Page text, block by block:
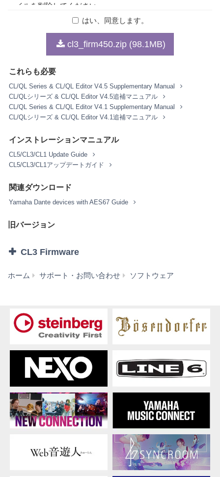
イルを削除してください。
1. 著作権および使用許諾
弊社はお客様に対し、本契約に基づいて配布されるプロ
付きで配布され得るそれらのバージョンアップ（以下
「本ソフトウェア」）を、お客様ご自身が所有または管
理するコンピュータ、スマートフォン、楽器または機器
において使用するための譲渡不能な権利を許諾します。
これらの本ソフトウェアが記録される記録メディアや、
客様にありますが、本ソフトウェア自体の権利およびそ
2. 使用制限
を行なってはなりません。
本ソフトウェアを逆コンパイル、逆アセンブル、
法により、人間が感得できる形にすること(ただ
に許可されている場合を除く)。
本ソフトウェアの全体または一部を複製、修正、
ウェアの内容に基づいて二次的著作物をつくるこ
本ソフトウェアを利用して、違法なデータや公序
良俗に反するデータを配信すること。
弊社の許可無く本ソフトウェアの利用を前提とし
たサービスを立ち上げること。
正当な保有者から許可を得ている場合またはその
他の法的な権限を有する場合を除いて、著作権そ
の他の財産的権利により保護された物の権利侵害
となる様態にて本ソフトウェアを利用すること。
本ソフトウェアにより使用または入手できる著作
権曲について、商業的な目的で使用すること、著
作者の許可無く複製、転送または配信したり、不
特定多数にむけて再生および演奏すること、入手
できるデータの暗号を権利者の許可なく解除した
り、電子すかしを改編したりすること。
その他、法律・公序良俗に反する行為。
はい、同意します。
cl3_firm450.zip (98.1MB)
これらも必要
CL/QL Series & CL/QL Editor V4.5 Supplementary Manual
CL/QLシリーズ & CL/QL Editor V4.5追補マニュアル
CL/QL Series & CL/QL Editor V4.1 Supplementary Manual
CL/QLシリーズ & CL/QL Editor V4.1追補マニュアル
インストレーションマニュアル
CL5/CL3/CL1 Update Guide
CL5/CL3/CL1アップデートガイド
関連ダウンロード
Yamaha Dante devices with AES67 Guide
旧バージョン
CL3 Firmware
ホーム サポート・お問い合わせ ソフトウェア
ー
ン)